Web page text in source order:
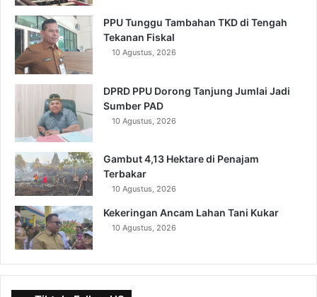
PPU Tunggu Tambahan TKD di Tengah
Tekanan Fiskal
10 Agustus, 2026
DPRD PPU Dorong Tanjung Jumlai Jadi
Sumber PAD
10 Agustus, 2026
Gambut 4,13 Hektare di Penajam
Terbakar
10 Agustus, 2026
Kekeringan Ancam Lahan Tani Kukar
10 Agustus, 2026